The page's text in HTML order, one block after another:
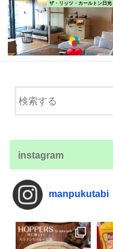
ザ・リッツ・カールトン日光
instagram
manpukutabi